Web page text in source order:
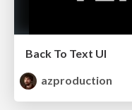
Back To Text UI
azproduction